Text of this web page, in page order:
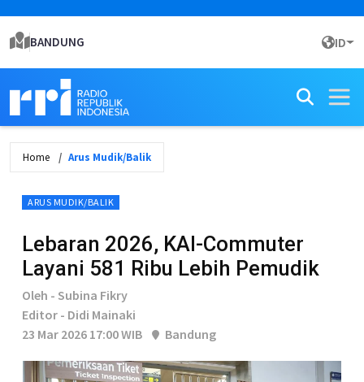
BANDUNG ID
Home Arus Mudik/Balik
ARUS MUDIK/BALIK
Lebaran 2026, KAI-Commuter
Layani 581 Ribu Lebih Pemudik
Oleh - Subina Fikry
Editor - Didi Mainaki
23 Mar 2026 17:00 WIB
Bandung